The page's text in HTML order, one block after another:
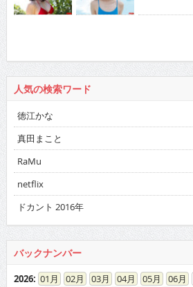
人気の検索ワード
徳江かな
真田まこと
RaMu
netflix
ドカント 2016年
バックナンバー
2026: 01 02 03 04 05 06